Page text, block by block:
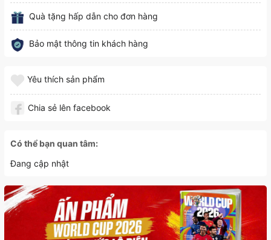
Quà tặng hấp dẫn cho đơn hàng
Bảo mật thông tin khách hàng
Yêu thích sản phẩm
Chia sẻ lên facebook
Có thể bạn quan tâm:
Đang cập nhật